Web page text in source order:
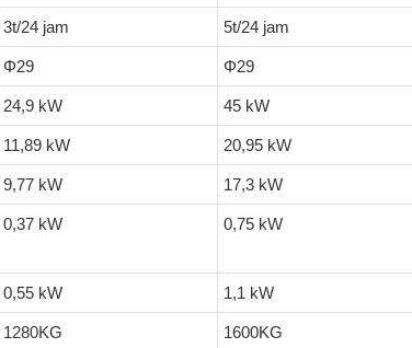
3t/24 jam 5t/24 jam
Φ29 Φ29
24,9 kW 45 kW
11,89 kW 20,95 kW
9,77 kW 17,3 kW
0,37 kW 0,75 kW
0,55 kW 1,1 kW
1280KG 1600KG